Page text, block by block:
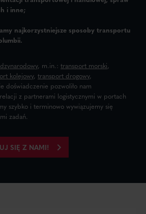
i inne;
najkorzystniejsze sposoby transportu
, m.in.: transport morski,
kolejowy, transport drogowy,
doświadczenie pozwoliło nam
z partnerami logistycznymi w portach
szybko i terminowo wywiązujemy się
zadań.
SIĘ Z NAMI!